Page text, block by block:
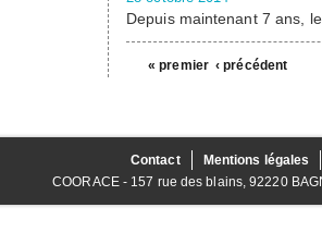
Depuis maintenant 7 ans,
« premier ‹ précédent
Contact Mentions légales
COORACE - 157 rue des blains, 92220